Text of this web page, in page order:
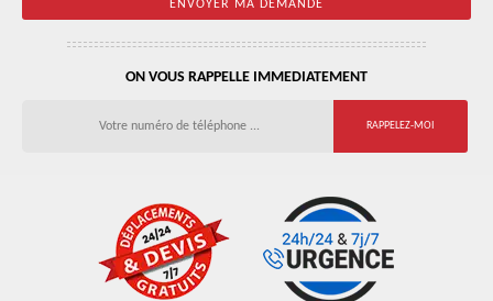
ON VOUS RAPPELLE IMMEDIATEMENT